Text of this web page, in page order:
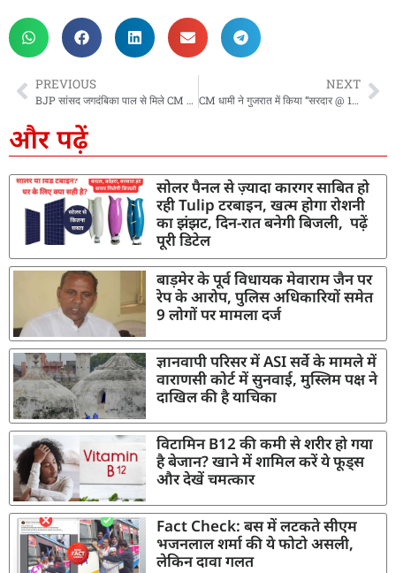
PREVIOUS
BJP सांसद जगदंबिका पाल से मिले CM धामी, विभिन्न मौजूदा मुद्दों पर हुई अहम चर्चा
NEXT
CM धामी ने गुजरात में किया “सरदार @ 150 यूनिटी मार्च” में प्रतिभाग, सरदार पटेल को बताया आधुनिक भारत का निर्माता
और पढ़ें
सोलर पैनल से ज़्यादा कारगर साबित हो
रही Tulip टरबाइन, खत्म होगा रोशनी
का झंझट, दिन-रात बनेगी बिजली, पढ़ें
पूरी डिटेल
बाड़मेर के पूर्व विधायक मेवाराम जैन पर
रेप के आरोप, पुलिस अधिकारियों समेत
9 लोगों पर मामला दर्ज
ज्ञानवापी परिसर में ASI सर्वे के मामले में
वाराणसी कोर्ट में सुनवाई, मुस्लिम पक्ष ने
दाखिल की है याचिका
विटामिन B12 की कमी से शरीर हो गया
है बेजान? खाने में शामिल करें ये फूड्स
और देखें चमत्कार
Fact Check: बस में लटकते सीएम
भजनलाल शर्मा की ये फोटो असली,
लेकिन दावा गलत